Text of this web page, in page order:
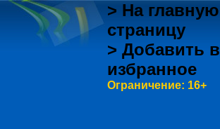
> На главную
страницу
> Добавить в
избранное
Ограничение: 16+